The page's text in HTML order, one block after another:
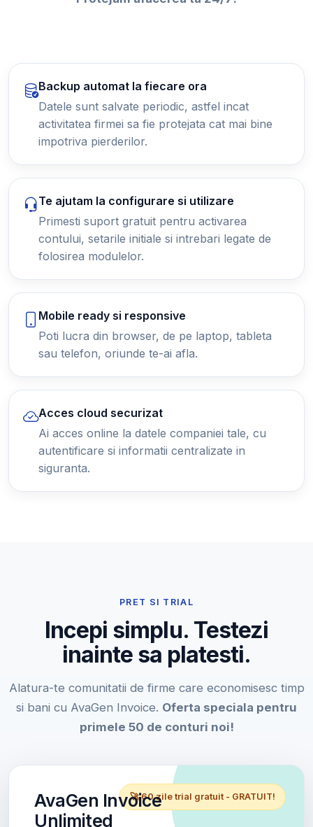
Backup automat la fiecare ora
Datele sunt salvate periodic, astfel incat
activitatea firmei sa fie protejata cat mai bine
impotriva pierderilor.
Te ajutam la configurare si utilizare
Primesti suport gratuit pentru activarea
contului, setarile initiale si intrebari legate de
folosirea modulelor.
Mobile ready si responsive
Poti lucra din browser, de pe laptop, tableta
sau telefon, oriunde te-ai afla.
Acces cloud securizat
Ai acces online la datele companiei tale, cu
autentificare si informatii centralizate in
siguranta.
PRET SI TRIAL
Incepi simplu. Testezi
inainte sa platesti.
Alatura-te comunitatii de firme care economisesc timp
si bani cu AvaGen Invoice. Oferta speciala pentru
primele 50 de conturi noi!
🚀 60 zile trial gratuit - GRATUIT!
AvaGen Invoice
Unlimited